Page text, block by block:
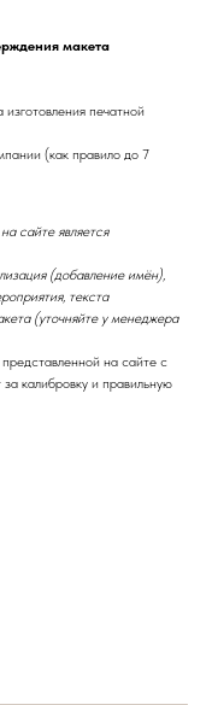
макета
печатной
(как правило до 7
сайте является
(добавление имён),
текста
(уточняйте у менеджера
на сайте с
калибровку и правильную